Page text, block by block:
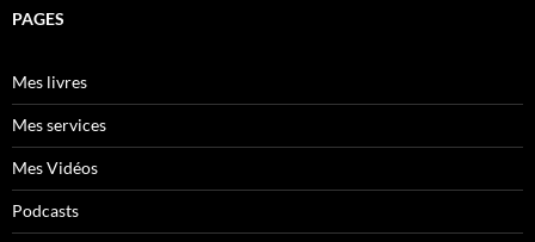
PAGES
Mes livres
Mes services
Mes Vidéos
Podcasts